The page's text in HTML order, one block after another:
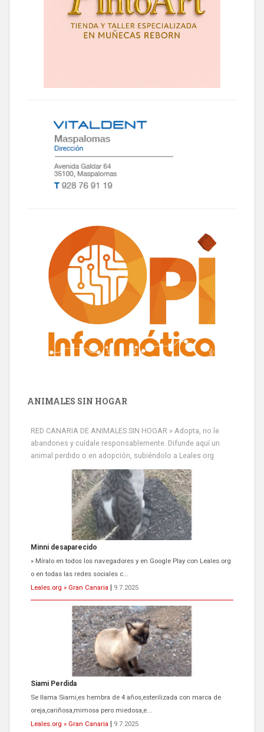
ANIMALES SIN HOGAR
RED CANARIA DE ANIMALES SIN HOGAR » Adopta, no le
abandones y cuídale responsablemente. Difunde aquí un
animal perdido o en adopción, subiéndolo a Leales.org
Siami Perdida
Se llama Siami,es hembra de 4 años,esterilizada con marca de
oreja,cariñosa,mimosa pero miedosa,e...
Leales.org » Gran Canaria
9.7.2025
ADOPCIÓN URGENTE GATA TEROR GRAN CANARIA
El ayuntamiento se va a llevar a Los Gatos callejeros de la zona los
próximos días, ella incluida...
Leales.org » Gran Canaria
9.7.2025